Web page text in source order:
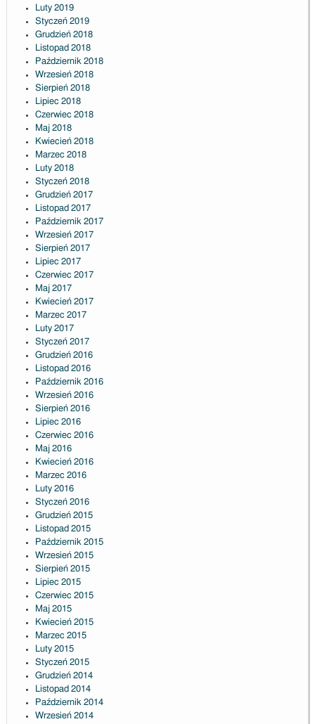
Luty 2019
Styczeń 2019
Grudzień 2018
Listopad 2018
Październik 2018
Wrzesień 2018
Sierpień 2018
Lipiec 2018
Czerwiec 2018
Maj 2018
Kwiecień 2018
Marzec 2018
Luty 2018
Styczeń 2018
Grudzień 2017
Listopad 2017
Październik 2017
Wrzesień 2017
Sierpień 2017
Lipiec 2017
Czerwiec 2017
Maj 2017
Kwiecień 2017
Marzec 2017
Luty 2017
Styczeń 2017
Grudzień 2016
Listopad 2016
Październik 2016
Wrzesień 2016
Sierpień 2016
Lipiec 2016
Czerwiec 2016
Maj 2016
Kwiecień 2016
Marzec 2016
Luty 2016
Styczeń 2016
Grudzień 2015
Listopad 2015
Październik 2015
Wrzesień 2015
Sierpień 2015
Lipiec 2015
Czerwiec 2015
Maj 2015
Kwiecień 2015
Marzec 2015
Luty 2015
Styczeń 2015
Grudzień 2014
Listopad 2014
Październik 2014
Wrzesień 2014